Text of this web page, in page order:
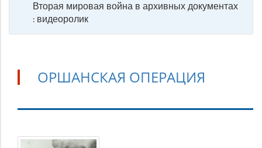
Вторая мировая война в архивных документах
: видеоролик
ОРШАНСКАЯ ОПЕРАЦИЯ
Оршанская